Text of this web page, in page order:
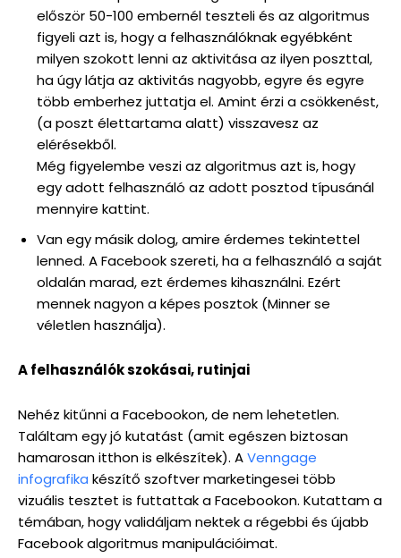
először 50-100 embernél teszteli és az algoritmus
figyeli azt is, hogy a felhasználóknak egyébként
milyen szokott lenni az aktivitása az ilyen poszttal,
ha úgy látja az aktivitás nagyobb, egyre és egyre
több emberhez juttatja el. Amint érzi a csökkenést,
(a poszt élettartama alatt) visszavesz az
elérésekből.
Még figyelembe veszi az algoritmus azt is, hogy
egy adott felhasználó az adott posztod típusánál
mennyire kattint.
Van egy másik dolog, amire érdemes tekintettel
lenned. A Facebook szereti, ha a felhasználó a saját
oldalán marad, ezt érdemes kihasználni. Ezért
mennek nagyon a képes posztok (Minner se
véletlen használja).
A felhasználók szokásai, rutinjai
Nehéz kitűnni a Facebookon, de nem lehetetlen.
Találtam egy jó kutatást (amit egészen biztosan
hamarosan itthon is elkészítek). AVenngage
infografika készítő szoftver marketingesei több
vizuális tesztet is futtattak a Facebookon. Kutattam a
témában, hogy validáljam nektek a régebbi és újabb
Facebook algoritmus manipulációimat.